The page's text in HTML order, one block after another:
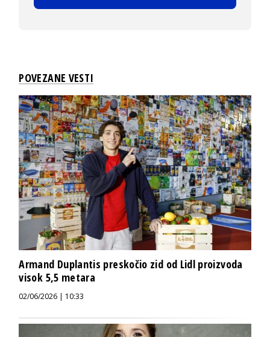
POVEZANE VESTI
Armand Duplantis preskočio zid od Lidl proizvoda
visok 5,5 metara
02/06/2026 | 10:33